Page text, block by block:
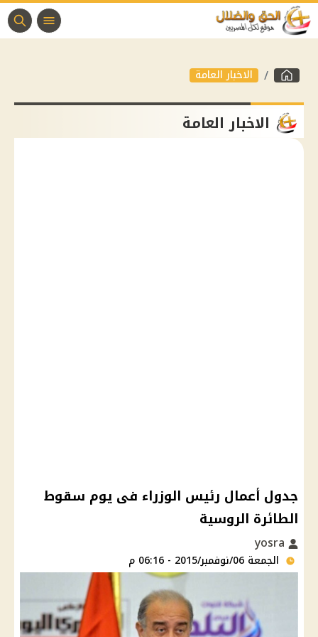
الاخبار العامة
الاخبار العامة
جدول أعمال رئيس الوزراء فى يوم سقوط
الطائرة الروسية
الجمعة 06/نوفمبر/2015 - 06:16 م